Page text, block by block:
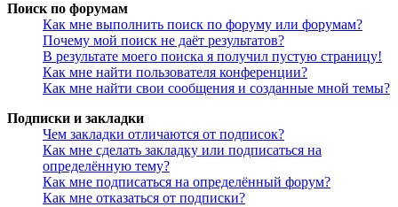
Поиск по форумам
Как мне выполнить поиск по форуму или форумам?
Почему мой поиск не даёт результатов?
В результате моего поиска я получил пустую страницу!
Как мне найти пользователя конференции?
Как мне найти свои сообщения и созданные мной темы?
Подписки и закладки
Чем закладки отличаются от подписок?
Как мне сделать закладку или подписаться на
определённую тему?
Как мне подписаться на определённый форум?
Как мне отказаться от подписки?